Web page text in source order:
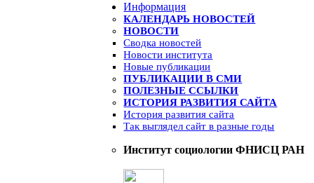
Информация
КАЛЕНДАРЬ НОВОСТЕЙ
НОВОСТИ
Сводка новостей
Новости института
Новые публикации
ПУБЛИКАЦИИ В СМИ
ПОЛЕЗНЫЕ ССЫЛКИ
ИСТОРИЯ РАЗВИТИЯ САЙТА
История развития сайта
Так выглядел сайт в разные годы
Институт социологии ФНИСЦ РАН